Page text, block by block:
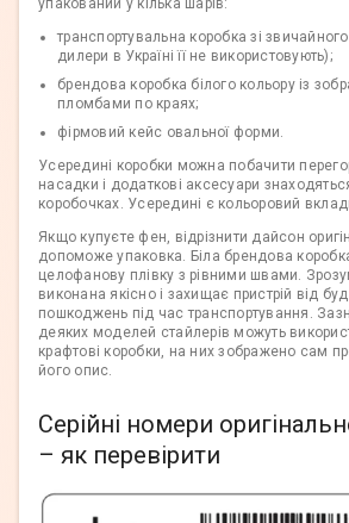
упакований у кілька шарів:
транспортувальна коробка зі звичайного
дилери в Україні її не використовують);
брендова коробка білого кольору із
пломбами по краях;
фірмовий кейс овальної форми.
Усередині коробки можна побачити
насадки і додаткові аксесуари
коробочках. Усередині є кольоровий
Якщо купуєте фен, відрізнити дайсон
допоможе упаковка. Біла брендова
целофанову плівку з рівними швами.
виконана якісно і захищає пристрій від
пошкоджень під час транспортування.
деяких моделей стайлерів можуть
крафтові коробки, на них зображено сам
його опис.
Серійні номери
– як перевірити